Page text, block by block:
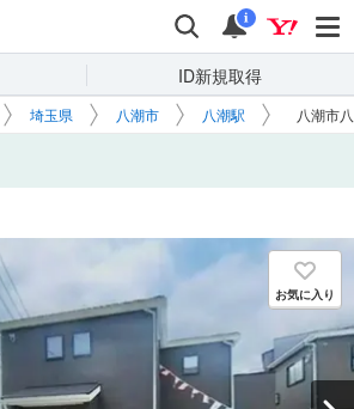
検索 通知
i
ID新規取得
埼玉県 八潮市 八潮駅 八潮市
お気に入り